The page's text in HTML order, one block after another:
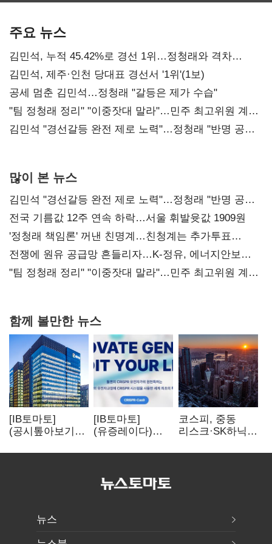
주요 뉴스
김민석, 누적 45.42%로 경선 1위…정청래와 격차
0.86%p(2보)
김민석, 제주·인천 당대표 경선서 '1위'(1보)
공세 멈춘 김민석…정청래 "갈등은 제가 수습"
"팀 정청래 정리" "이중잣대 말라"…민주 최고위원 계파
다툼 격화
김민석 "경선갈등 완전 제로 노력"…정청래 "반명 공세
많이 본 뉴스
김민석 "경선갈등 완전 제로 노력"…정청래 "반명 공세
사과부터"
전국 기름값 12주 연속 하락…서울 휘발윳값 1909원
'정청래 책임론' 꺼낸 친명계…친청계는 추가투표
때리기
전쟁에 원유 공급망 흔들리자…K-정유, 에너지안보
핵심으로 재부상
"팀 정청래 정리" "이중잣대 말라"…민주 최고위원 계파
함께 볼만한 뉴스
[IB토마토]
(공시톺아보기)
바로 매출로
[IB토마토]
(유증레이다)
3분의 1 토막…
비용부터 챙긴다
코스피, 중동
리스크·SK하닉
뒷걸음
뉴스